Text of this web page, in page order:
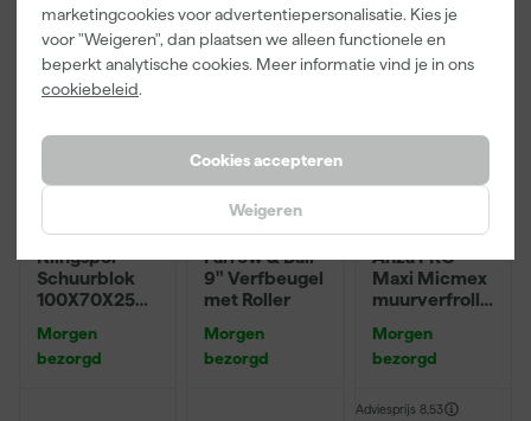
marketingcookies voor advertentiepersonalisatie. Kies je
voor "Weigeren", dan plaatsen we alleen functionele en
beperkt analytische cookies. Meer informatie vind je in ons
cookiebeleid.
Cookies accepteren
Weigeren
Klingspor
Schuurblok
100X70X25m
P220
Morgen
bezorgd
Farrow & Ball
9" Verfbeugel
met Roller
Morgen
bezorgd
Anza PRO
Maxi Micmex
muurverfrolle
Morgen
bezorgd
Adviesprijs 8,53